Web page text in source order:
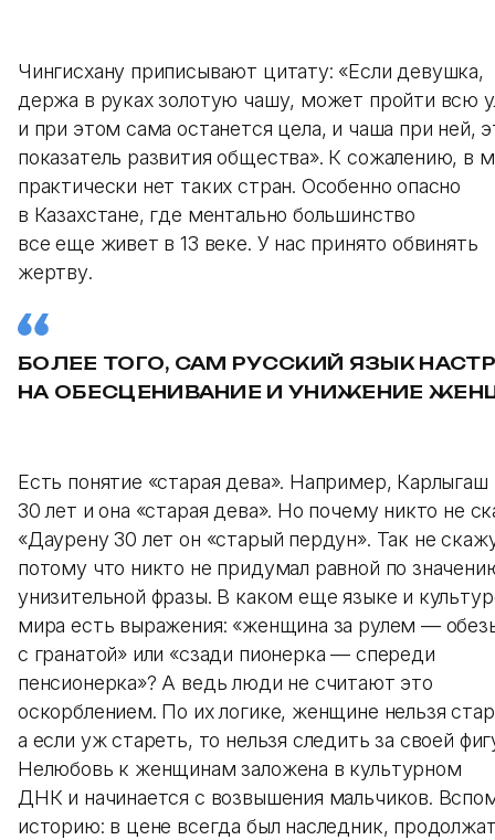
Чингисхану приписывают цитату: «Если девушка,
держа в руках золотую чашу, может пройти всю
и при этом сама останется цела, и чаша при ней,
показатель развития общества». К сожалению, в
практически нет таких стран. Особенно опасно
в Казахстане, где ментально большинство
все еще живет в 13 веке. У нас принято обвинять
жертву.
БОЛЕЕ ТОГО, САМ РУССКИЙ ЯЗЫК
НА ОБЕСЦЕНИВАНИЕ И УНИЖЕНИЕ
Есть понятие «старая дева». Например, Карлыгаш
30 лет и она «старая дева». Но почему никто не
«Даурену 30 лет он «старый пердун». Так не
потому что никто не придумал равной по
унизительной фразы. В каком еще языке и
мира есть выражения: «женщина за рулем —
с гранатой» или «сзади пионерка — спереди
пенсионерка»? А ведь люди не считают это
оскорблением. По их логике, женщине нельзя
а если уж стареть, то нельзя следить за своей
Нелюбовь к женщинам заложена в культурном
ДНК и начинается с возвышения мальчиков.
историю: в цене всегда был наследник,